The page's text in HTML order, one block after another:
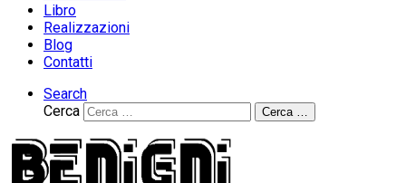
Libro
Realizzazioni
Blog
Contatti
Search
Cerca
Cerca …